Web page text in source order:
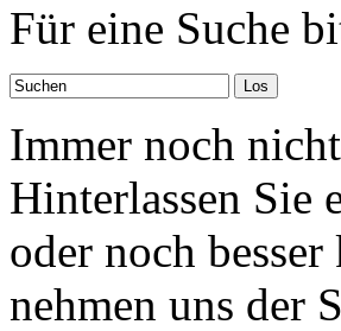
Für eine Suche
Immer noch
Hinterlassen Sie
oder noch
nehmen uns der